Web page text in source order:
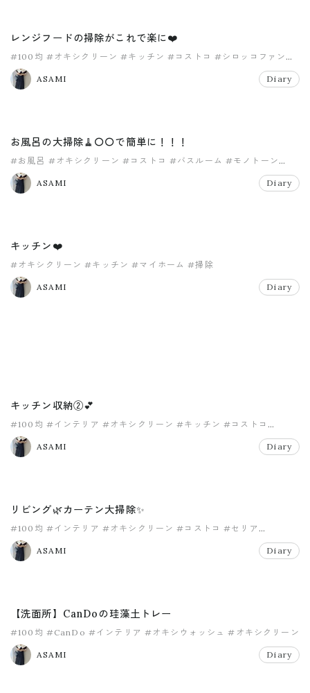
レンジフードの掃除がこれで楽に❤️
#100均 #オキシクリーン #キッチン #コストコ #シロッコファン
#セリア
ASAMI
Diary
お風呂の大掃除🧹〇〇で簡単に！！！
#お風呂 #オキシクリーン #コストコ #バスルーム #モノトーン
#大掃除
ASAMI
Diary
キッチン❤️
#オキシクリーン #キッチン #マイホーム #掃除
ASAMI Diary
キッチン収納②💕
#100均 #インテリア #オキシクリーン #キッチン #コストコ
#セリア
ASAMI
Diary
リビング🌿カーテン大掃除✨
#100均 #インテリア #オキシクリーン #コストコ #セリア
#マイホーム
ASAMI
Diary
【洗面所】CanDoの珪藻土トレー
#100均 #CanDo #インテリア #オキシウォッシュ #オキシクリーン
#キャンドゥ
ASAMI
Diary